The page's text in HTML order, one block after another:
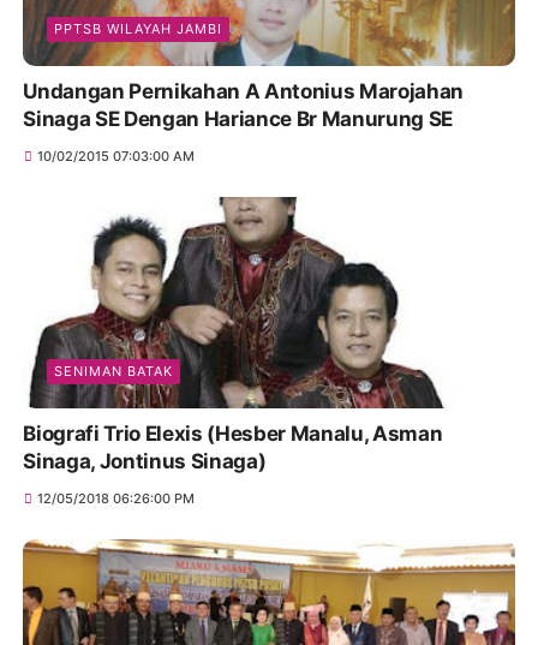
PPTSB WILAYAH JAMBI
Undangan Pernikahan A Antonius Marojahan
Sinaga SE Dengan Hariance Br Manurung SE
10/02/2015 07:03:00 AM
SENIMAN BATAK
Biografi Trio Elexis (Hesber Manalu, Asman
Sinaga, Jontinus Sinaga)
12/05/2018 06:26:00 PM